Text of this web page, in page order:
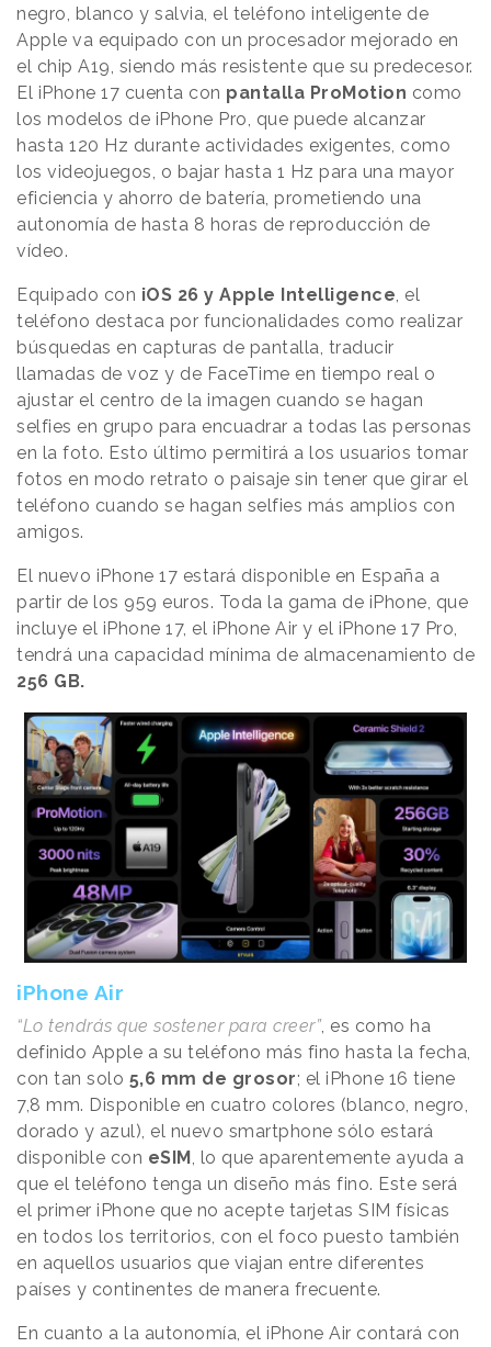
negro, blanco y salvia, el teléfono inteligente de
Apple va equipado con un procesador mejorado en
el chip A19, siendo más resistente que su predecesor.
El iPhone 17 cuenta con pantalla ProMotion como
los modelos de iPhone Pro, que puede alcanzar
hasta 120 Hz durante actividades exigentes, como
los videojuegos, o bajar hasta 1 Hz para una mayor
eficiencia y ahorro de batería, prometiendo una
autonomía de hasta 8 horas de reproducción de
vídeo.
Equipado con iOS 26 y Apple Intelligence, el
teléfono destaca por funcionalidades como realizar
búsquedas en capturas de pantalla, traducir
llamadas de voz y de FaceTime en tiempo real o
ajustar el centro de la imagen cuando se hagan
selfies en grupo para encuadrar a todas las personas
en la foto. Esto último permitirá a los usuarios tomar
fotos en modo retrato o paisaje sin tener que girar el
teléfono cuando se hagan selfies más amplios con
amigos.
El nuevo iPhone 17 estará disponible en España a
partir de los 959 euros. Toda la gama de iPhone, que
incluye el iPhone 17, el iPhone Air y el iPhone 17 Pro,
tendrá una capacidad mínima de almacenamiento de
256 GB.
iPhone Air
“Lo tendrás que sostener para creer”, es como ha
definido Apple a su teléfono más fino hasta la fecha,
con tan solo 5,6 mm de grosor; el iPhone 16 tiene
7,8 mm. Disponible en cuatro colores (blanco, negro,
dorado y azul), el nuevo smartphone sólo estará
disponible con eSIM, lo que aparentemente ayuda a
que el teléfono tenga un diseño más fino. Este será
el primer iPhone que no acepte tarjetas SIM físicas
en todos los territorios, con el foco puesto también
en aquellos usuarios que viajan entre diferentes
países y continentes de manera frecuente.
En cuanto a la autonomía, el iPhone Air contará con